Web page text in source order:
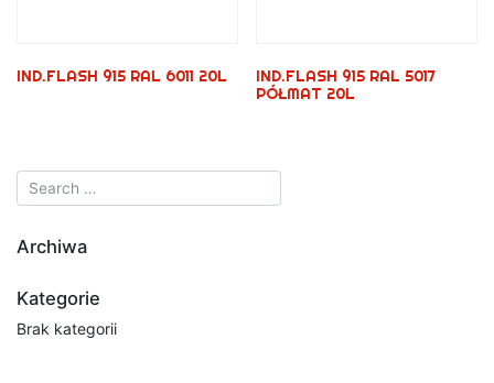
IND.FLASH 915 RAL 6011 20L
IND.FLASH 915 RAL 5017
PÓŁMAT 20L
Archiwa
Kategorie
Brak kategorii